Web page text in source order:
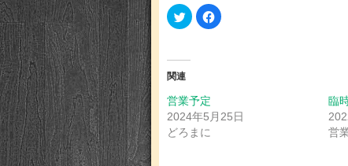
ク
リ
て
有
(新
し
い
ウ
Facebook
で
ク
関連
営業予定
2024年5月25日
どろまに
臨
営